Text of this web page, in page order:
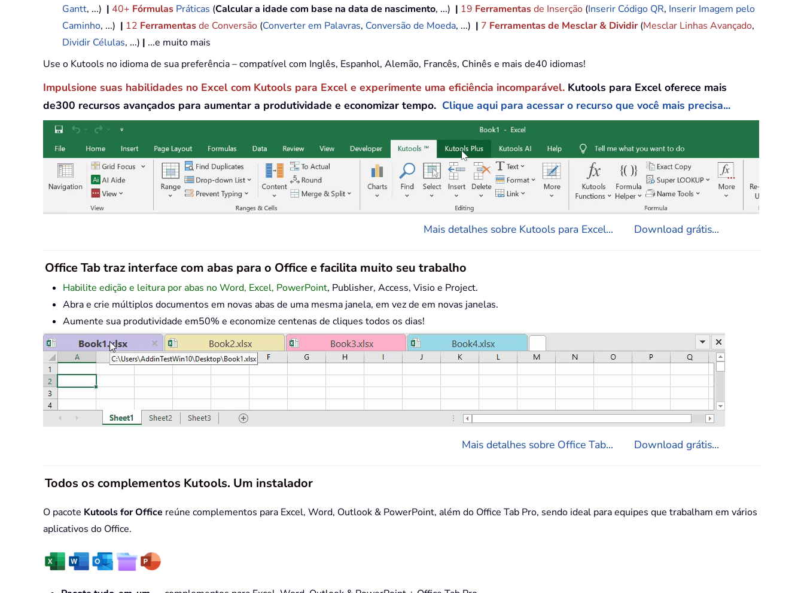
Gantt, ...) | 40+ Fórmulas Práticas (Calcular a idade com base na data de nascimento, ...) | 19 Ferramentasde Inserção (Inserir Código QR, Inserir Imagem pelo
Caminho, ...) | 12 Ferramentasde Conversão (Converter em Palavras, Conversão de Moeda, ...) | 7 Ferramentas de Mesclar & Dividir (Mesclar Linhas Avançado,
Dividir Células, ...) | ...e muito mais
Use o Kutools no idioma de sua preferência – compatível com Inglês, Espanhol, Alemão, Francês, Chinês e mais de40 idiomas!
Impulsione suas habilidades no Excel com Kutools para Excel e experimente uma eficiência incomparável. Kutools para Excel oferece mais
de300 recursos avançados para aumentar a produtividade e economizar tempo. Clique aqui para acessar o recurso que você mais precisa...
Mais detalhes sobre Kutools para Excel... Download grátis...
Office Tab traz interface com abas para o Office e facilita muito seu trabalho
Habilite edição e leitura por abas no Word, Excel, PowerPoint, Publisher, Access, Visio e Project.
Abra e crie múltiplos documentos em novas abas de uma mesma janela, em vez de em novas janelas.
Aumente sua produtividade em50% e economize centenas de cliques todos os dias!
Mais detalhes sobre Office Tab... Download grátis...
Todos os complementos Kutools. Um instalador
O pacote Kutools for Office reúne complementos para Excel, Word, Outlook & PowerPoint, além do Office Tab Pro, sendo ideal para equipes que trabalham em vários
aplicativos do Office.